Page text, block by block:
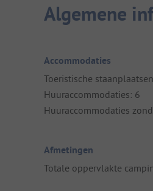
Algemene
Accommodaties
Toeristische
Huuraccommodaties: 6
Huuraccommodaties
Afmetingen
Totale oppervlakte